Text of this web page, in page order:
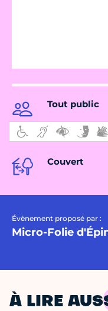
Tout public
Couvert
Évènement proposé par :
Micro-Folie
À LIRE